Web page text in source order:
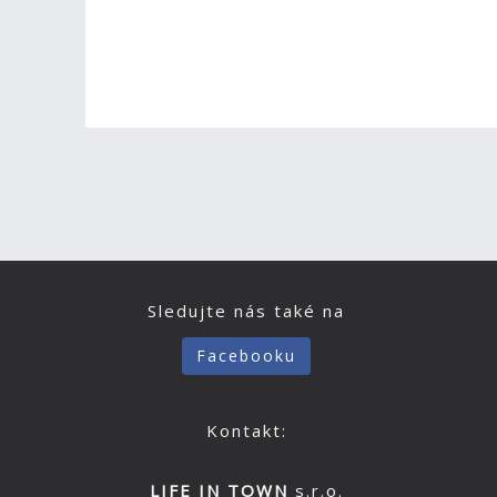
Sledujte nás také na
Facebooku
Kontakt:
LIFE IN TOWN s.r.o.